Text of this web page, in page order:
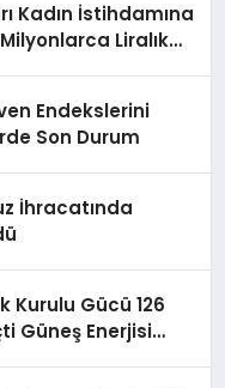
Kadın İstihdamına
Liralık
Endekslerini
Son Durum
İhracatında
Kurulu Gücü 126
Güneş Enerjisi